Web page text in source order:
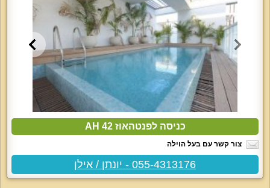
כניסה לפנטהאוז AH 42
צור קשר עם בעל הוילה
055-4313176 - יונתן / אילן